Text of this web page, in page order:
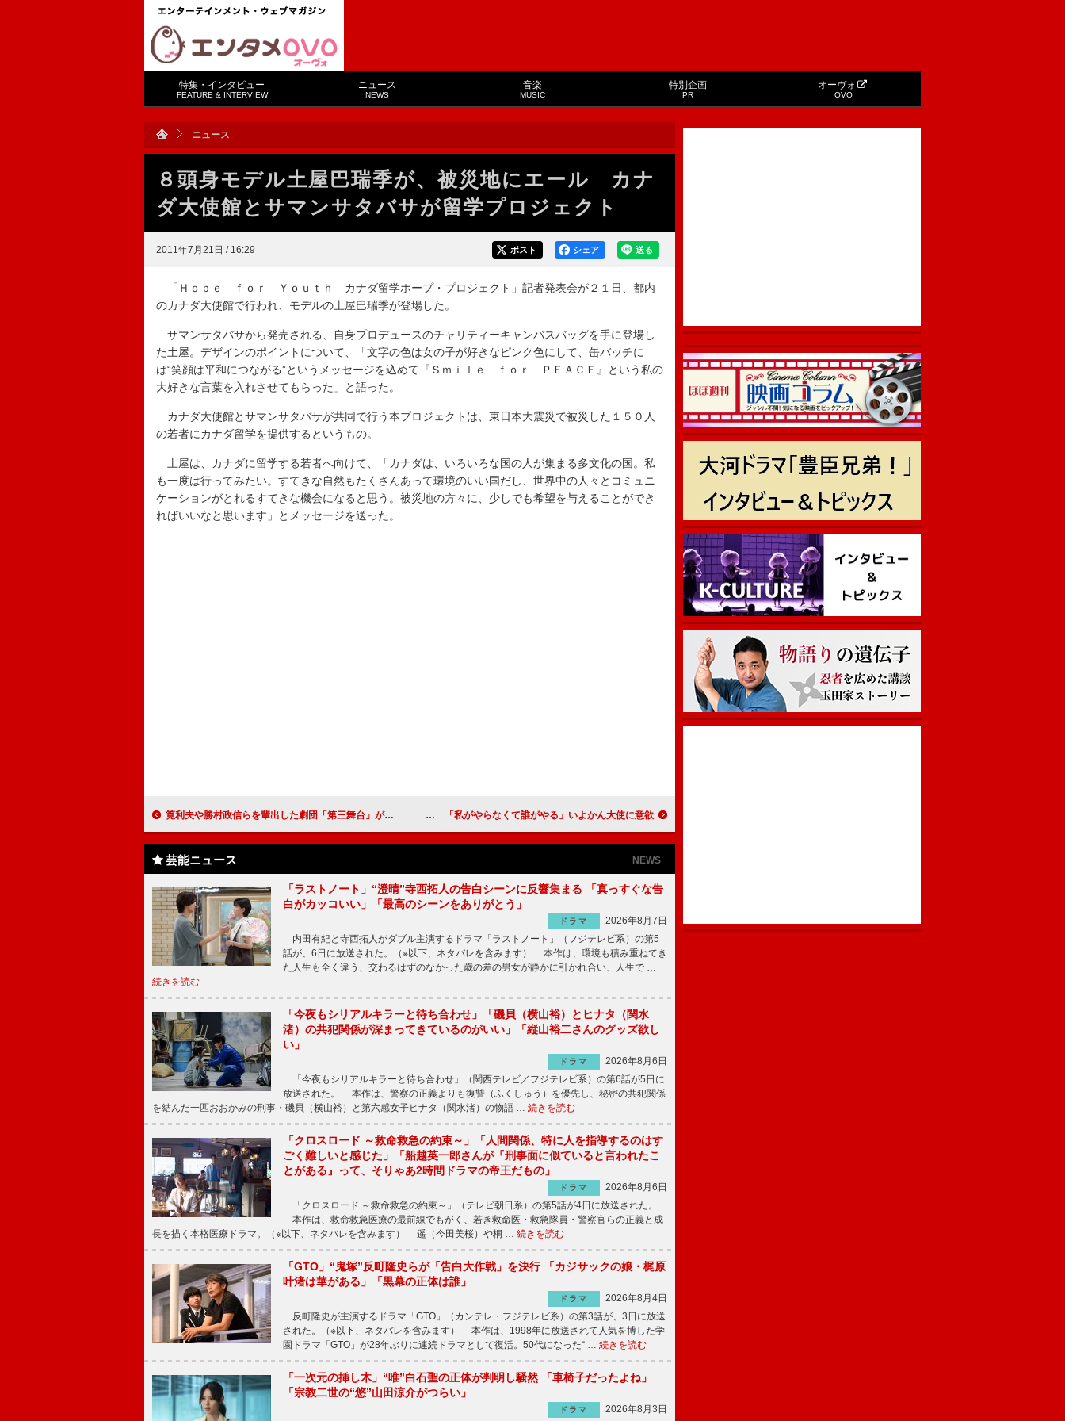
特集・インタビュー
FEATURE & INTERVIEW
ニュース
NEWS
音楽
MUSIC
特別企画
PR
オーヴォ
OVO
ニュース
８頭身モデル土屋巴瑞季が、被災地にエール カナ
ダ大使館とサマンサタバサが留学プロジェクト
2011年7月21日 / 16:29 送る
シェア
ポスト
「Ｈｏｐｅ ｆｏｒ Ｙｏｕｔｈ カナダ留学ホープ・プロジェクト」記者発表会が２１日、都内
のカナダ大使館で行われ、モデルの土屋巴瑞季が登場した。
サマンサタバサから発売される、自身プロデュースのチャリティーキャンバスバッグを手に登場し
た土屋。デザインのポイントについて、「文字の色は女の子が好きなピンク色にして、缶バッチに
は“笑顔は平和につながる”というメッセージを込めて『Ｓｍｉｌｅ ｆｏｒ ＰＥＡＣＥ』という私の
大好きな言葉を入れさせてもらった」と語った。
カナダ大使館とサマンサタバサが共同で行う本プロジェクトは、東日本大震災で被災した１５０人
の若者にカナダ留学を提供するというもの。
土屋は、カナダに留学する若者へ向けて、「カナダは、いろいろな国の人が集まる多文化の国。私
も一度は行ってみたい。すてきな自然もたくさんあって環境のいい国だし、世界中の人々とコミュニ
ケーションがとれるすてきな機会になると思う。被災地の方々に、少しでも希望を与えることができ
ればいいなと思います」とメッセージを送った。
筧利夫や勝村政信らを輩出した劇団「第三舞台」が解散へ 鴻上尚史が会見、「次の地平に行くために」 友近、「今は彼氏いない」熱愛報道きっぱり否定 「私がやらなくて誰がやる」いよかん大使に意欲
芸能ニュース NEWS
「ラストノート」“澄晴”寺西拓人の告白シーンに反響集まる 「真っすぐな告
白がカッコいい」「最高のシーンをありがとう」
ドラマ
2026年8月7日
内田有紀と寺西拓人がダブル主演するドラマ「ラストノート」（フジテレビ系）の第5
話が、6日に放送された。（※以下、ネタバレを含みます） 本作は、環境も積み重ねてき
た人生も全く違う、交わるはずのなかった歳の差の男女が静かに引かれ合い、人生で …
続きを読む
「今夜もシリアルキラーと待ち合わせ」「磯貝（横山裕）とヒナタ（関水
渚）の共犯関係が深まってきているのがいい」「縦山裕二さんのグッズ欲し
い」
ドラマ
2026年8月6日
「今夜もシリアルキラーと待ち合わせ」（関西テレビ／フジテレビ系）の第6話が5日に
放送された。 本作は、警察の正義よりも復讐（ふくしゅう）を優先し、秘密の共犯関係
を結んだ一匹おおかみの刑事・磯貝（横山裕）と第六感女子ヒナタ（関水渚）の物語 … 続きを読む
「クロスロード ～救命救急の約束～」「人間関係、特に人を指導するのはす
ごく難しいと感じた」「船越英一郎さんが『刑事面に似ていると言われたこ
とがある』って、そりゃあ2時間ドラマの帝王だもの」
ドラマ
2026年8月6日
「クロスロード ～救命救急の約束～」（テレビ朝日系）の第5話が4日に放送された。
本作は、救命救急医療の最前線でもがく、若き救命医・救急隊員・警察官らの正義と成
長を描く本格医療ドラマ。（※以下、ネタバレを含みます） 遥（今田美桜）や桐 … 続きを読む
「GTO」“鬼塚”反町隆史らが「告白大作戦」を決行 「カジサックの娘・梶原
叶渚は華がある」「黒幕の正体は誰」
ドラマ
2026年8月4日
反町隆史が主演するドラマ「GTO」（カンテレ・フジテレビ系）の第3話が、3日に放送
された。（※以下、ネタバレを含みます） 本作は、1998年に放送されて人気を博した学
園ドラマ「GTO」が28年ぶりに連続ドラマとして復活。50代になった“ … 続きを読む
「一次元の挿し木」“唯”白石聖の正体が判明し騒然 「車椅子だったよね」
「宗教二世の“悠”山田涼介がつらい」
ドラマ 2026年8月3日